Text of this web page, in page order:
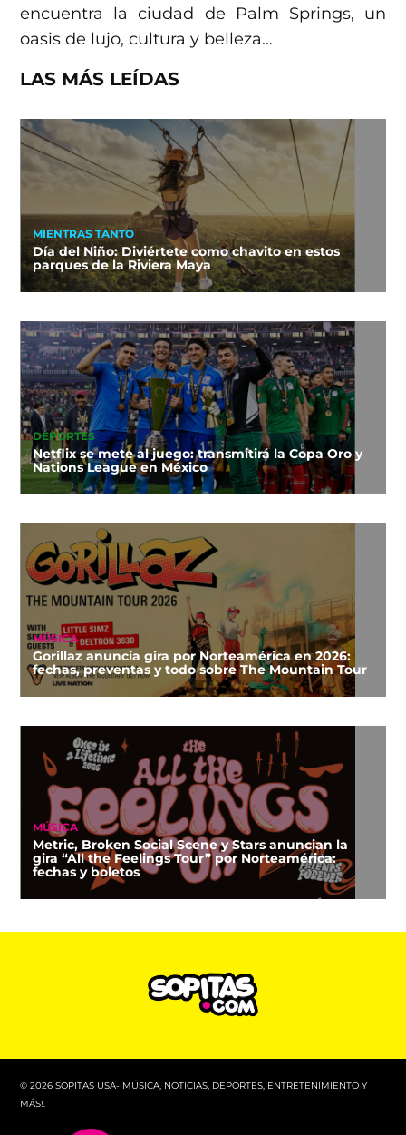
encuentra la ciudad de Palm Springs, un
oasis de lujo, cultura y belleza…
LAS MÁS LEÍDAS
MIENTRAS TANTO
Día del Niño: Diviértete como chavito en estos
parques de la Riviera Maya
DEPORTES
Netflix se mete al juego: transmitirá la Copa Oro y
Nations League en México
MÚSICA
Gorillaz anuncia gira por Norteamérica en 2026:
fechas, preventas y todo sobre The Mountain Tour
MÚSICA
Metric, Broken Social Scene y Stars anuncian la
gira “All the Feelings Tour” por Norteamérica:
fechas y boletos
© 2026 SOPITAS USA- MÚSICA, NOTICIAS, DEPORTES, ENTRETENIMIENTO Y
MÁS!.